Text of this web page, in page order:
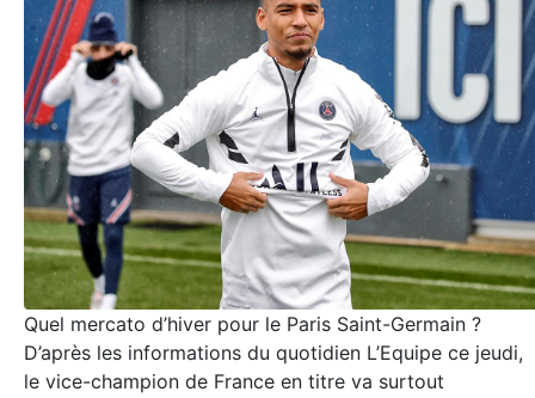
Quel mercato d’hiver pour le Paris Saint-Germain ?
D’après les informations du quotidien L’Equipe ce jeudi,
le vice-champion de France en titre va surtout